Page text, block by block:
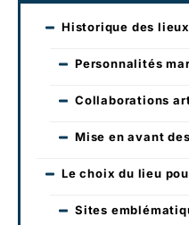
Historique des
Personnalités
Collaborations
Mise en avant
Le choix du lieu
Sites